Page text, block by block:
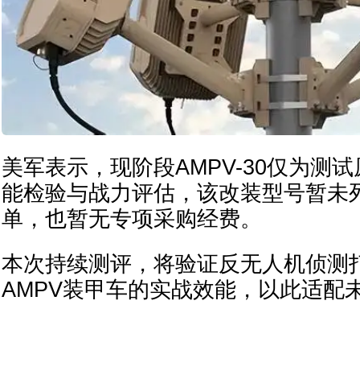
美军表示，现阶段AMPV-30仅为测
能检验与战力评估，该改装型号暂未
单，也暂无专项采购经费。
本次持续测评，将验证反无人机侦测
AMPV装甲车的实战效能，以此适配